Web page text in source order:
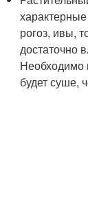
рогоз, ивы,
достаточно
Необходимо
будет суше,